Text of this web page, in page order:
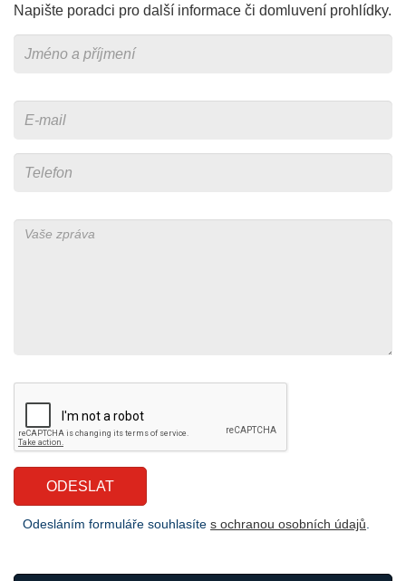
Napište poradci pro další informace či domluvení prohlídky.
Odesláním formuláře souhlasíte s ochranou osobních údajů